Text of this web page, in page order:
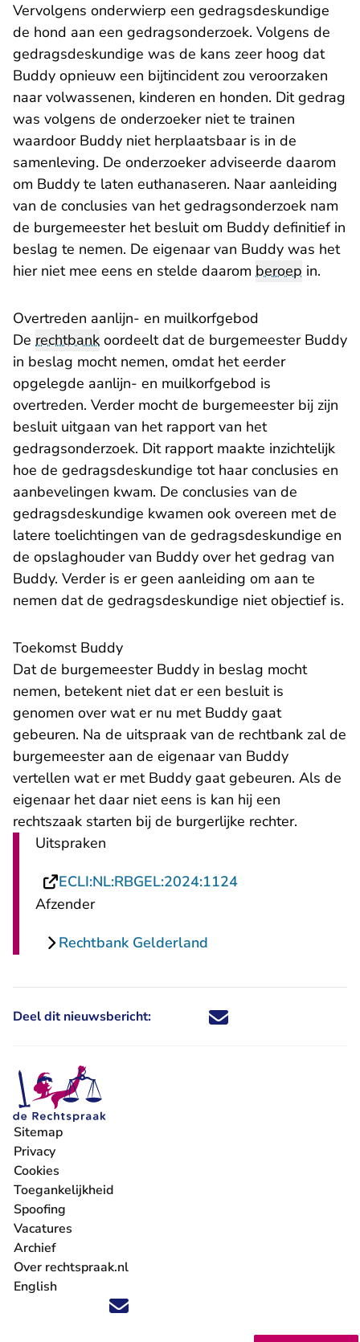
Vervolgens onderwierp een gedragsdeskundige
de hond aan een gedragsonderzoek. Volgens de
gedragsdeskundige was de kans zeer hoog dat
Buddy opnieuw een bijtincident zou veroorzaken
naar volwassenen, kinderen en honden. Dit gedrag
was volgens de onderzoeker niet te trainen
waardoor Buddy niet herplaatsbaar is in de
samenleving. De onderzoeker adviseerde daarom
om Buddy te laten euthanaseren. Naar aanleiding
van de conclusies van het gedragsonderzoek nam
de burgemeester het besluit om Buddy definitief in
beslag te nemen. De eigenaar van Buddy was het
hier niet mee eens en stelde daarom beroep in.
Overtreden aanlijn- en muilkorfgebod
De rechtbank oordeelt dat de burgemeester Buddy
in beslag mocht nemen, omdat het eerder
opgelegde aanlijn- en muilkorfgebod is
overtreden. Verder mocht de burgemeester bij zijn
besluit uitgaan van het rapport van het
gedragsonderzoek. Dit rapport maakte inzichtelijk
hoe de gedragsdeskundige tot haar conclusies en
aanbevelingen kwam. De conclusies van de
gedragsdeskundige kwamen ook overeen met de
latere toelichtingen van de gedragsdeskundige en
de opslaghouder van Buddy over het gedrag van
Buddy. Verder is er geen aanleiding om aan te
nemen dat de gedragsdeskundige niet objectief is.
Toekomst Buddy
Dat de burgemeester Buddy in beslag mocht
nemen, betekent niet dat er een besluit is
genomen over wat er nu met Buddy gaat
gebeuren. Na de uitspraak van de rechtbank zal de
burgemeester aan de eigenaar van Buddy
vertellen wat er met Buddy gaat gebeuren. Als de
eigenaar het daar niet eens is kan hij een
rechtszaak starten bij de burgerlijke rechter.
Uitspraken
ECLI:NL:RBGEL:2024:1124- U verlaat
Afzender
Rechtbank Gelderland
Deel dit nieuwsbericht: Deel dit nieuwsbericht via X -
Deel dit nieuwsbericht via
Deel dit nieuwsbericht
Deel dit
Volg ons op X (Twitter) - U verlaat Rechtspraak.nl
Volg ons op Facebook - U verlaat Rechtspraak.nl
Volg ons op Instagram - U verlaat Rechtspraak.nl
Volg ons op Youtube - U verlaat Rechtspraak.nl
Volg ons op LinkedIn - U verlaat
'Blijf op de hoogte' nieuwsbrief - U verlaat
Sitemap
Privacy
Cookies
Toegankelijkheid
Spoofing
Vacatures
- U verlaat Rechtspraak.nl
Archief
Over rechtspraak.nl
English